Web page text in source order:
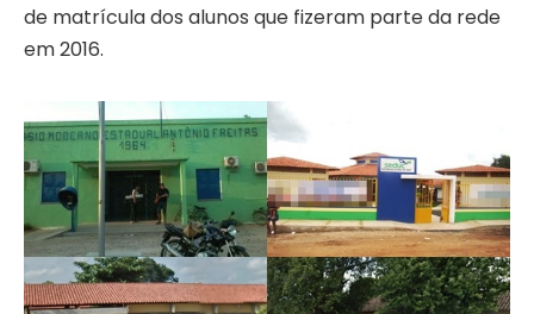
de matrícula dos alunos que fizeram parte da rede
em 2016.